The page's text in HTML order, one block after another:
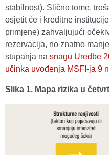
stabilnost). Slično tome,
osjetit će i kreditne
primjene) zahvaljujući
rezervacija, no znatno
stupanja na snagu Uredbe
učinka uvođenja MSFI-ja 9
Slika 1. Mapa rizika u